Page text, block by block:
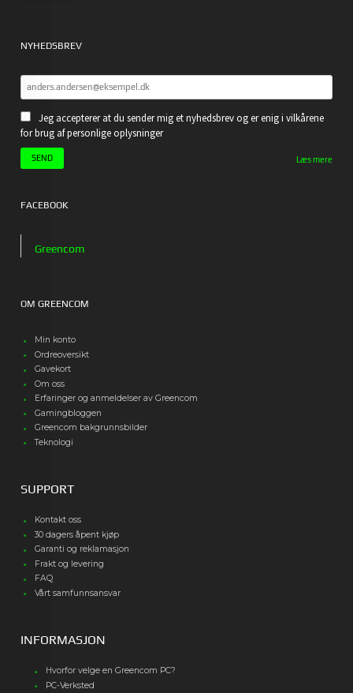
NYHEDSBREV
Jeg accepterer at du sender mig et nyhedsbrev og er enig i vilkårene
for brug af personlige oplysninger
Læs mere
FACEBOOK
Greencom
OM GREENCOM
Min konto
Ordreoversikt
Gavekort
Om oss
Erfaringer og anmeldelser av Greencom
Gamingbloggen
Greencom bakgrunnsbilder
Teknologi
SUPPORT
Kontakt oss
30 dagers åpent kjøp
Garanti og reklamasjon
Frakt og levering
FAQ
Vårt samfunnsansvar
INFORMASJON
Hvorfor velge en Greencom PC?
PC-Verksted